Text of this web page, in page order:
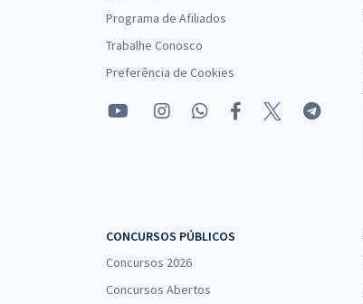
Programa de Afiliados
Trabalhe Conosco
Preferência de Cookies
CONCURSOS PÚBLICOS
Concursos 2026
Concursos Abertos